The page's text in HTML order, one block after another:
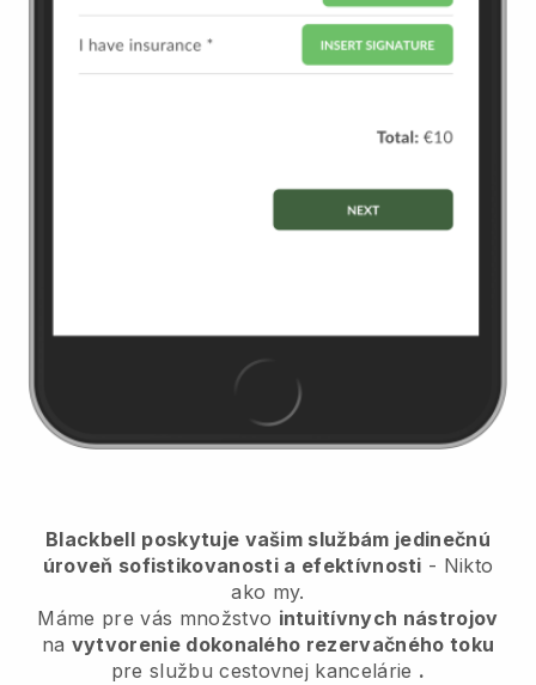
Blackbell poskytuje vašim službám jedinečnú
úroveň sofistikovanosti a efektívnosti - Nikto
ako my.
Máme pre vás množstvo intuitívnych nástrojov
na vytvorenie dokonalého rezervačného toku
pre službu cestovnej kancelárie .